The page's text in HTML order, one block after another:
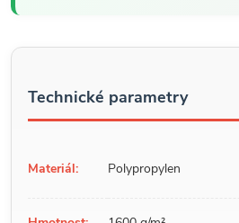
Technické parametry
Materiál: Polypropylen